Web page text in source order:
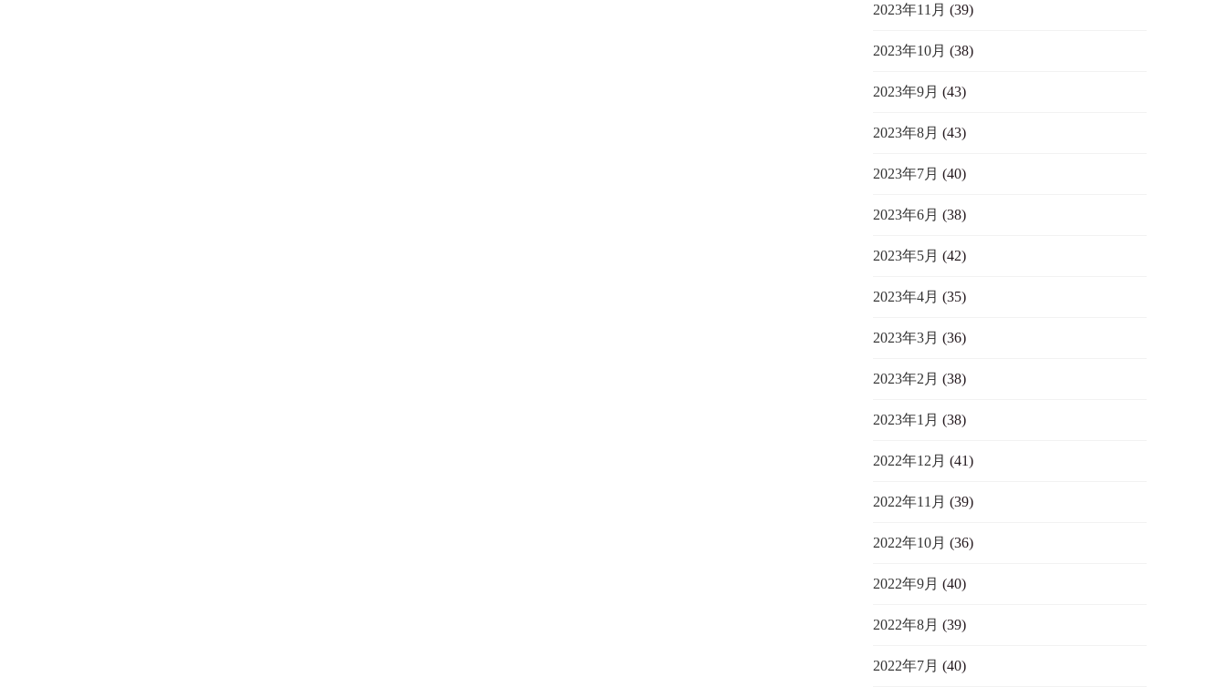
2023年11月 (39)
2023年10月 (38)
2023年9月 (43)
2023年8月 (43)
2023年7月 (40)
2023年6月 (38)
2023年5月 (42)
2023年4月 (35)
2023年3月 (36)
2023年2月 (38)
2023年1月 (38)
2022年12月 (41)
2022年11月 (39)
2022年10月 (36)
2022年9月 (40)
2022年8月 (39)
2022年7月 (40)